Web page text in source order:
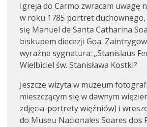
Igreja do Carmo zwracam uwagę
w roku 1785 portret duchownego,
się Manuel de Santa Catharina
biskupem diecezji Goa.
wyraźna sygnatura: „Stanislaus
Wielbiciel św. Stanisława Kostki?
Jeszcze wizyta w muzeum
mieszczącym się w dawnym
zdjęcia-portrety więźniów) i
do Museu Nacionales Soares dos